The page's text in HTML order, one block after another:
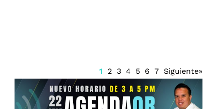
1 2 3 4 5 6 7 Siguiente»